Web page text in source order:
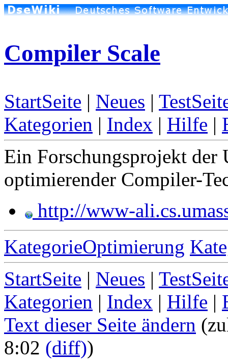
Compiler Scale
StartSeite | Neues |
Kategorien | Index | Hilfe |
Ein Forschungsprojekt der
optimierender Compiler-
http://www-
KategorieOptimierung
StartSeite | Neues |
Kategorien | Index | Hilfe |
Text dieser Seite ändern
8:02 (diff))